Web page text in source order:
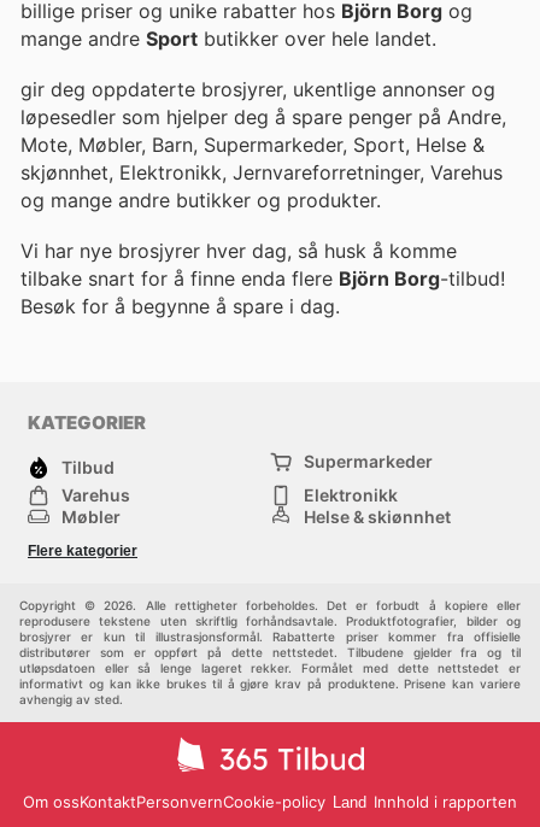
billige priser og unike rabatter hos Björn Borg og
mange andre Sport butikker over hele landet.
gir deg oppdaterte brosjyrer, ukentlige annonser og
løpesedler som hjelper deg å spare penger på Andre,
Mote, Møbler, Barn, Supermarkeder, Sport, Helse &
skjønnhet, Elektronikk, Jernvareforretninger, Varehus
og mange andre butikker og produkter.
Vi har nye brosjyrer hver dag, så husk å komme
tilbake snart for å finne enda flere Björn Borg-tilbud!
Besøk for å begynne å spare i dag.
KATEGORIER
Tilbud
Supermarkeder
Varehus
Elektronikk
Møbler
Helse & skjønnhet
Sport
Flere kategorier
Copyright © 2026. Alle rettigheter forbeholdes. Det er forbudt å kopiere eller
reprodusere tekstene uten skriftlig forhåndsavtale. Produktfotografier, bilder og
brosjyrer er kun til illustrasjonsformål. Rabatterte priser kommer fra offisielle
distributører som er oppført på dette nettstedet. Tilbudene gjelder fra og til
utløpsdatoen eller så lenge lageret rekker. Formålet med dette nettstedet er
informativt og kan ikke brukes til å gjøre krav på produktene. Prisene kan variere
avhengig av sted.
Om ossKontaktPersonvernCookie-policy Land Innhold i rapporten